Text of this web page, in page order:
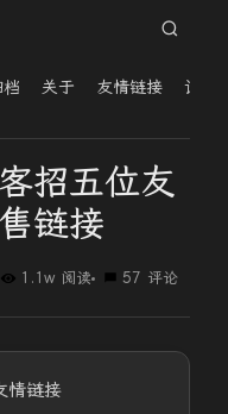
档 关于 友情链接 读者
招五位友
链接
1.1w 阅读 57 评论
情链接